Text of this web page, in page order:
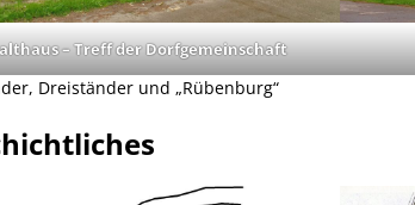
– Treff der Dorfgemeinschaft
Dreiständer und „Rübenburg“